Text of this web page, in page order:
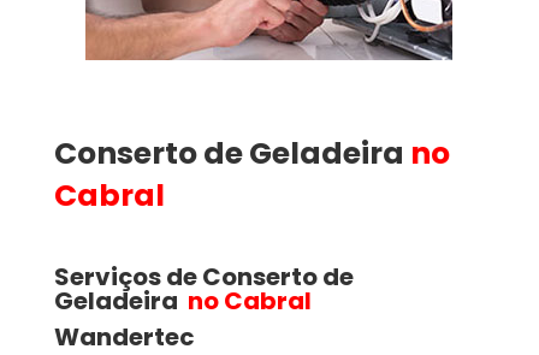
Conserto de Geladeira no
Cabral
Serviços de Conserto de
Geladeira no Cabral
Wandertec